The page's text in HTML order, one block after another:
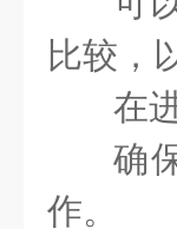
比较，
在
确
作。